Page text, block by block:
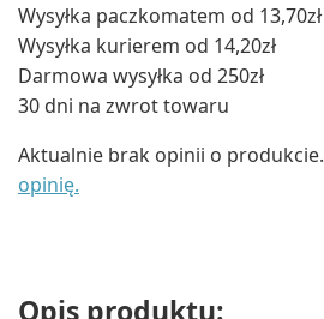
Wysyłka paczkomatem od 13,70zł
Wysyłka kurierem od 14,20zł
Darmowa wysyłka od 250zł
30 dni na zwrot towaru
Aktualnie brak opinii o produkcie.
opinię.
Opis produktu: